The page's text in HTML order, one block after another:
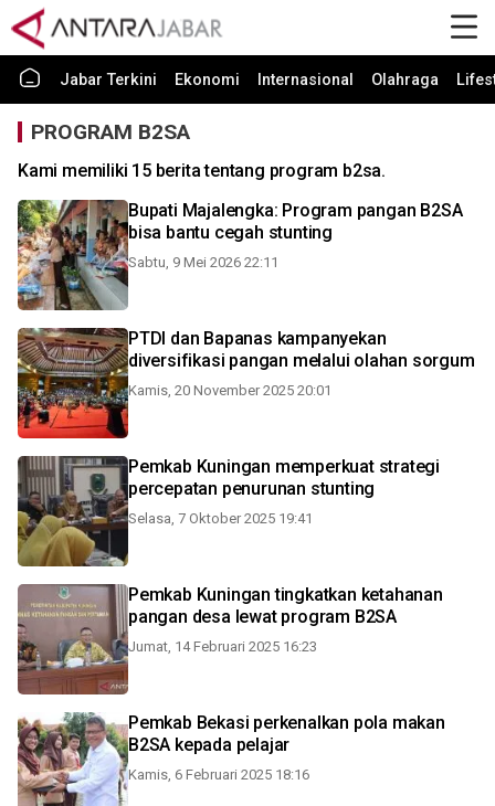
Jabar Terkini Ekonomi Internasional Olahraga
PROGRAM B2SA
Kami memiliki 15 berita tentang program b2sa.
Bupati Majalengka: Program pangan B2SA
bisa bantu cegah stunting
Sabtu, 9 Mei 2026 22:11
PTDI dan Bapanas kampanyekan
diversifikasi pangan melalui olahan sorgum
Kamis, 20 November 2025 20:01
Pemkab Kuningan memperkuat strategi
percepatan penurunan stunting
Selasa, 7 Oktober 2025 19:41
Pemkab Kuningan tingkatkan ketahanan
pangan desa lewat program B2SA
Jumat, 14 Februari 2025 16:23
Pemkab Bekasi perkenalkan pola makan
B2SA kepada pelajar
Kamis, 6 Februari 2025 18:16